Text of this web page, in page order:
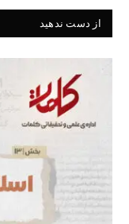
از دست ندهید